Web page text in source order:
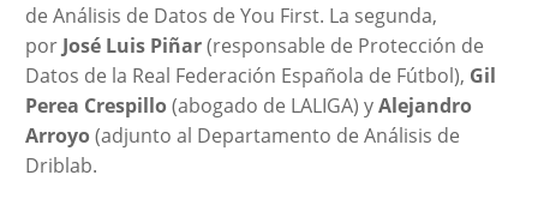
de Análisis de Datos de You First. La segunda,
por José Luis Piñar(responsable de Protección de
Datos de la Real Federación Española de Fútbol), Gil
Perea Crespillo(abogado de LALIGA) yAlejandro
Arroyo(adjunto al Departamento de Análisis de
Driblab.